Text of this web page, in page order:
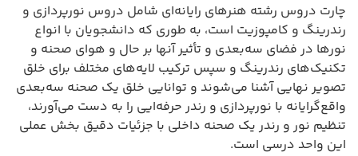
چارت دروس رشته هنرهای رایانه‌ای شامل دروس نورپردازی و
رندرینگ و کامپوزیت است، به طوری که دانشجویان با انواع
نورها در فضای سه‌بعدی و تأثیر آنها بر حال و هوای صحنه و
تکنیک‌های رندرینگ و سپس ترکیب لایه‌های مختلف برای خلق
تصویر نهایی آشنا می‌شوند و توانایی خلق یک صحنه سه‌بعدی
واقع‌گرایانه با نورپردازی و رندر حرفه‌ایی را به دست می‌آورند،
تنظیم نور و رندر یک صحنه داخلی با جزئیات دقیق بخش عملی
این واحد درسی است.